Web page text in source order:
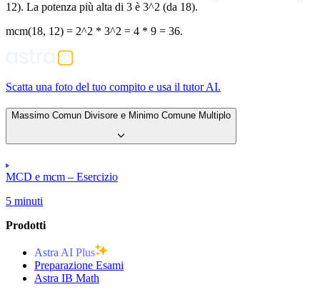
12). La potenza più alta di 3 è 3^2 (da 18).
mcm(18, 12) = 2^2 * 3^2 = 4 * 9 = 36.
Scatta una foto del tuo compito e usa il tutor AI.
Massimo Comun Divisore e Minimo Comune Multiplo
MCD e mcm – Esercizio
5 minuti
Prodotti
Astra AI Plus
Preparazione Esami
Astra IB Math